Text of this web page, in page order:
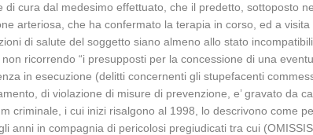
cura dal medesimo effettuato, che il predetto, sottoposto
arteriosa, che ha confermato la terapia in corso, ed a
di salute del soggetto siano almeno allo stato
ricorrendo “i presupposti per la concessione di una
in esecuzione (delitti concernenti gli stupefacenti
di violazione di misure di prevenzione, e’ gravato da
criminale, i cui inizi risalgono al 1998, lo descrivono come
anni in compagnia di pericolosi pregiudicati tra cui